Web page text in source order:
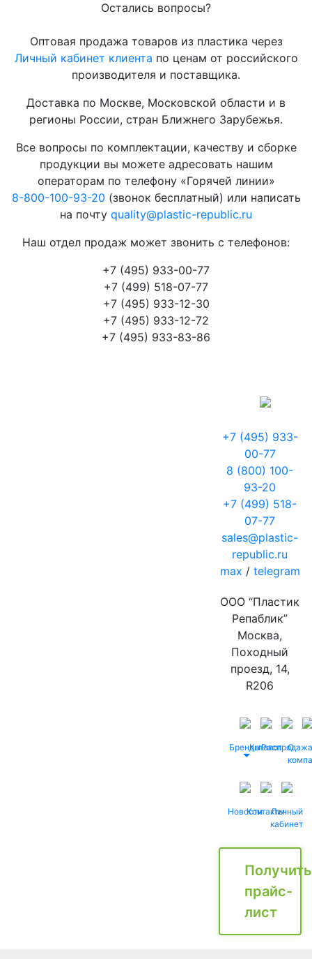
Остались вопросы?
Оптовая продажа товаров из пластика через
Личный кабинет клиента по ценам от российского
производителя и поставщика.
Доставка по Москве, Московской области и в
регионы России, стран Ближнего Зарубежья.
Все вопросы по комплектации, качеству и сборке
продукции вы можете адресовать нашим
операторам по телефону «Горячей линии»
8-800-100-93-20 (звонок бесплатный) или написать
на почту quality@plastic-republic.ru
Наш отдел продаж может звонить с телефонов:
+7 (495) 933-00-77
+7 (499) 518-07-77
+7 (495) 933-12-30
+7 (495) 933-12-72
+7 (495) 933-83-86
+7 (495) 933-
00-77
8 (800) 100-
93-20
+7 (499) 518-
07-77
sales@plastic-
republic.ru
max / telegram
ООО “Пластик
Репаблик”
Москва,
Походный
проезд, 14,
R206
БрендыКаталог
Распродажа
О
НовостиКонтактыЛичный
кабинет
Получить
прайс-
лист